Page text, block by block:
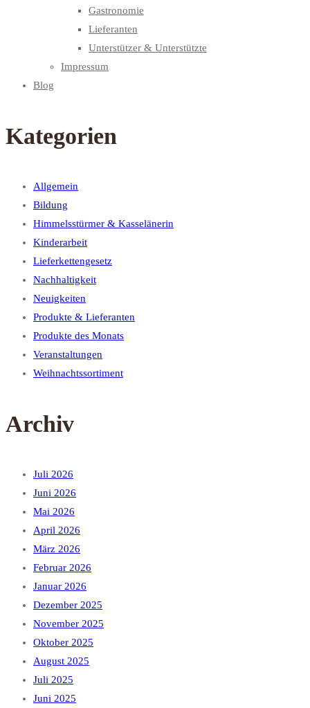
Gastronomie
Lieferanten
Unterstützer & Unterstützte
Impressum
Blog
Kategorien
Allgemein
Bildung
Himmelsstürmer & Kasselänerin
Kinderarbeit
Lieferkettengesetz
Nachhaltigkeit
Neuigkeiten
Produkte & Lieferanten
Produkte des Monats
Veranstaltungen
Weihnachtssortiment
Archiv
Juli 2026
Juni 2026
Mai 2026
April 2026
März 2026
Februar 2026
Januar 2026
Dezember 2025
November 2025
Oktober 2025
August 2025
Juli 2025
Juni 2025